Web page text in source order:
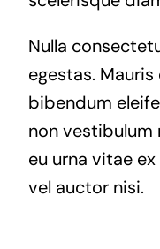
Nulla
egestas.
bibendum
non vestibulum
eu urna vitae
vel auctor nisi.